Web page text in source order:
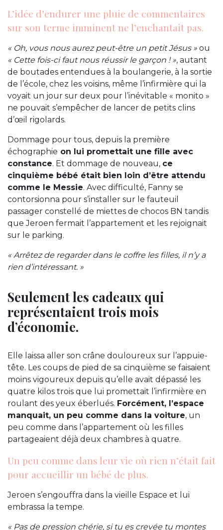
L’idée d’endurer une pluie de commentaires
sur son terme imminent ne l’enchantait pas.
« Oh, vous nous aurez peut-être un petit Jésus » ou
« Cette fois-ci faut nous réussir le garçon ! », autant
de boutades entendues à la boulangerie, à la sortie
de l’école, chez les voisins, même l’infirmière qui la
voyait un jour sur deux pour l’inévitable « monito »
ne pouvait s’empêcher de lancer de petits clins
d’œil rigolards.
Dommage pour tous, depuis la première
échographie on lui promettait une fille avec
constance. Et dommage de nouveau, ce
cinquième bébé était bien loin d’être attendu
comme le Messie. Avec difficulté, Fanny se
contorsionna pour s’installer sur le fauteuil
passager constellé de miettes de chocos BN tandis
que Jeroen fermait l’appartement et les rejoignait
sur le parking.
« Arrêtez de regarder dans le coffre les filles, il n’y a
rien d’intéressant. »
Seulement les cadeaux qui
représentaient trois mois
d’économie.
Elle laissa aller son crâne douloureux sur l’appuie-
tête. Les coups de pied de sa cinquième se faisaient
moins vigoureux depuis qu’elle avait dépassé les
quatre kilos trois que lui promettait l’infirmière en
roulant des yeux éberlués. Forcément, l’espace
manquait, un peu comme dans la voiture, un
peu comme dans l’appartement où les filles
partageaient déjà deux chambres à quatre.
Un peu comme dans leur vie où rien n’était fait
pour accueillir un bébé de plus.
Jeroen s’engouffra dans la vieille Espace et lui
embrassa la tempe.
« Pas de pression chérie, si tu es crevée tu montes